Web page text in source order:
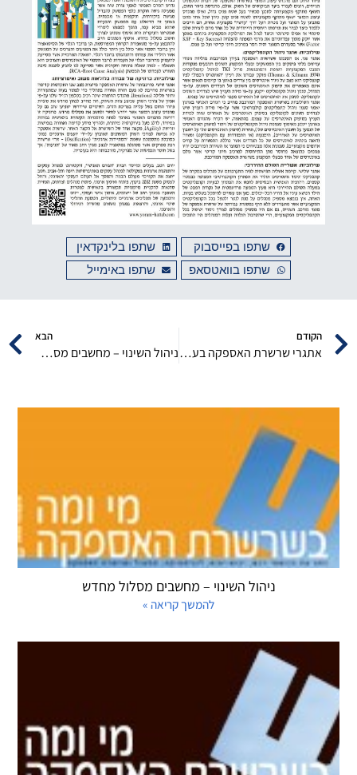
שתפו בפייסבוק
שתפו בלינקדאין
שתפו בוואטסאפ
שתפו באימייל
הקודם
אתגרי שרשרת האספקה בעידן המורכבות והשילוביות
הבא
ניהול השינוי – מחשבים מסלול מחדש
ניהול השינוי – מחשבים מסלול מחדש
להמשך קריאה »